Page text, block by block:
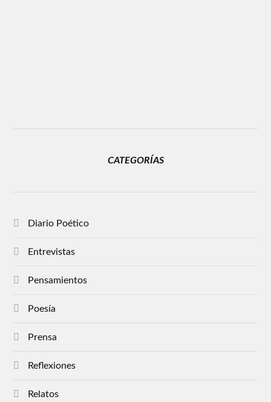
CATEGORÍAS
Diario Poético
Entrevistas
Pensamientos
Poesía
Prensa
Reflexiones
Relatos